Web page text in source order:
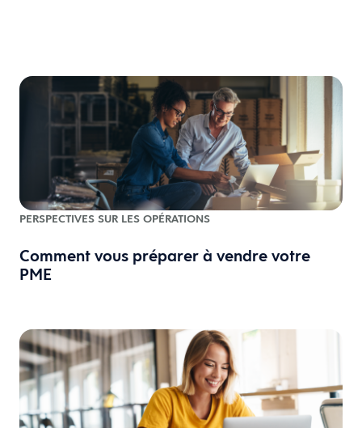
PERSPECTIVES SUR LES OPÉRATIONS
Comment vous préparer à vendre votre
PME